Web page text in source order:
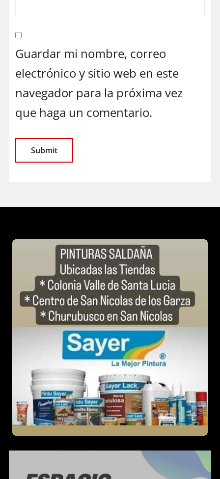
Guardar mi nombre, correo
electrónico y sitio web en este
navegador para la próxima vez
que haga un comentario.